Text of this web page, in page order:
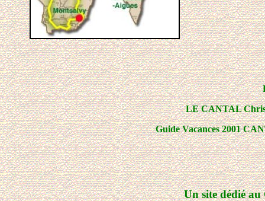
LE CANTAL
Guide Vacances 2001
Un site dédié au